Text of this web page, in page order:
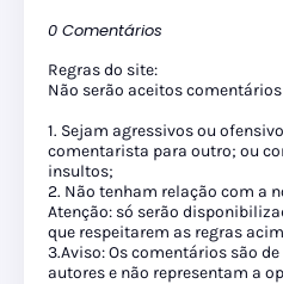
0 Comentários
Regras do site:
Não serão aceitos
1. Sejam agressivos ou
comentarista para outro; ou
insultos;
2. Não tenham relação com a
Atenção: só serão
que respeitarem as regras
3.Aviso: Os comentários são
autores e não representam a